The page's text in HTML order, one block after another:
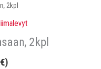
2kpl
2kpl
€)